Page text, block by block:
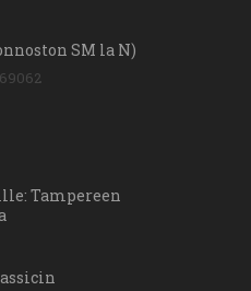
SM la N)
69062
Tampereen